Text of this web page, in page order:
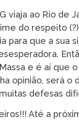
viaja ao Rio de
do respeito
para que a sua
e é aí que
opinião, será o
defesas
Até a